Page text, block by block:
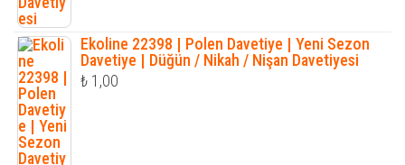
Ekoline 22398 | Polen Davetiye | Yeni Sezon
Davetiye | Düğün / Nikah / Nişan Davetiyesi
₺ 1,00